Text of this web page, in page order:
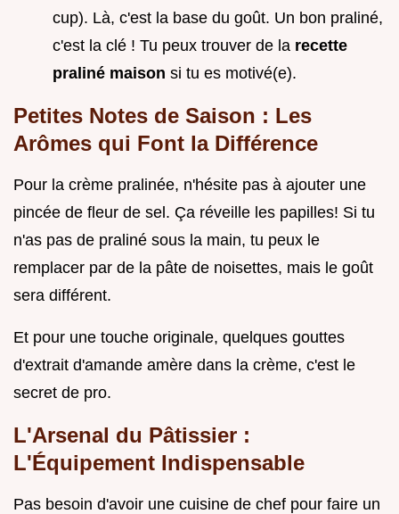
cup). Là, c'est la base du goût. Un bon praliné,
c'est la clé ! Tu peux trouver de la recette
praliné maison si tu es motivé(e).
Petites Notes de Saison : Les
Arômes qui Font la Différence
Pour la crème pralinée, n'hésite pas à ajouter une
pincée de fleur de sel. Ça réveille les papilles! Si tu
n'as pas de praliné sous la main, tu peux le
remplacer par de la pâte de noisettes, mais le goût
sera différent.
Et pour une touche originale, quelques gouttes
d'extrait d'amande amère dans la crème, c'est le
secret de pro.
L'Arsenal du Pâtissier :
L'Équipement Indispensable
Pas besoin d'avoir une cuisine de chef pour faire un